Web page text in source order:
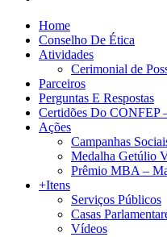
Home
Conselho De Ética
Atividades
Cerimonial de
Parceiros
Perguntas E Respostas
Certidões Do CONFEP
Ações
Campanhas
Medalha Getúlio
Prêmio MBA –
+Itens
Serviços Públicos
Casas
Vídeos